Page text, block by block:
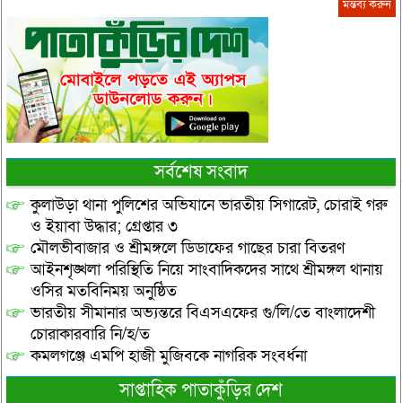
সর্বশেষ সংবাদ
কুলাউড়া থানা পুলিশের অভিযানে ভারতীয় সিগারেট, চোরাই গরু
ও ইয়াবা উদ্ধার; গ্রেপ্তার ৩
মৌলভীবাজার ও শ্রীমঙ্গলে ডিডাফের গাছের চারা বিতরণ
আইনশৃঙ্খলা পরিস্থিতি নিয়ে সাংবাদিকদের সাথে শ্রীমঙ্গল থানায়
ওসির মতবিনিময় অনুষ্ঠিত
ভারতীয় সীমানার অভ্যন্তরে বিএসএফের গু/লি/তে বাংলাদেশী
চোরাকারবারি নি/হ/ত
কমলগঞ্জে এমপি হাজী মুজিবকে নাগরিক সংবর্ধনা
সাপ্তাহিক পাতাকুঁড়ির দেশ